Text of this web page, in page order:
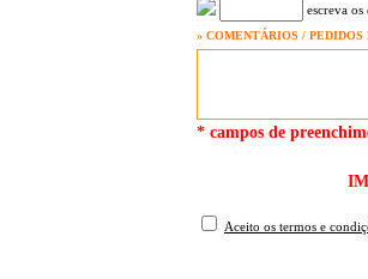
escreva os
» COMENTÁRIOS / PEDIDOS
* campos de
Aceito os termos e